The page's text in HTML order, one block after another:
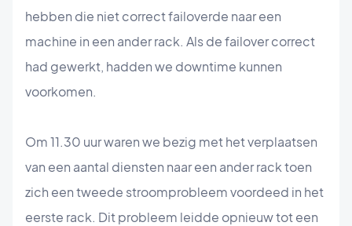
hebben die niet correct failoverde naar een
machine in een ander rack. Als de failover correct
had gewerkt, hadden we downtime kunnen
voorkomen.
Om 11.30 uur waren we bezig met het verplaatsen
van een aantal diensten naar een ander rack toen
zich een tweede stroomprobleem voordeed in het
eerste rack. Dit probleem leidde opnieuw tot een